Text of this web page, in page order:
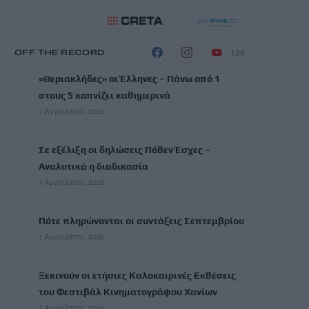
OFF THE RECORD 13K
ΡΟΗ ΕΙΔΗΣΕΩΝ
«Θεριακλήδες» οι Έλληνες – Πάνω από 1
στους 5 καπνίζει καθημερινά
7 Αυγούστου, 2026
Σε εξέλιξη οι δηλώσεις Πόθεν Έσχες –
Αναλυτικά η διαδικασία
7 Αυγούστου, 2026
Πότε πληρώνονται οι συντάξεις Σεπτεμβρίου
7 Αυγούστου, 2026
Ξεκινούν οι ετήσιες Καλοκαιρινές Εκθέσεις
του Φεστιβάλ Κινηματογράφου Χανίων